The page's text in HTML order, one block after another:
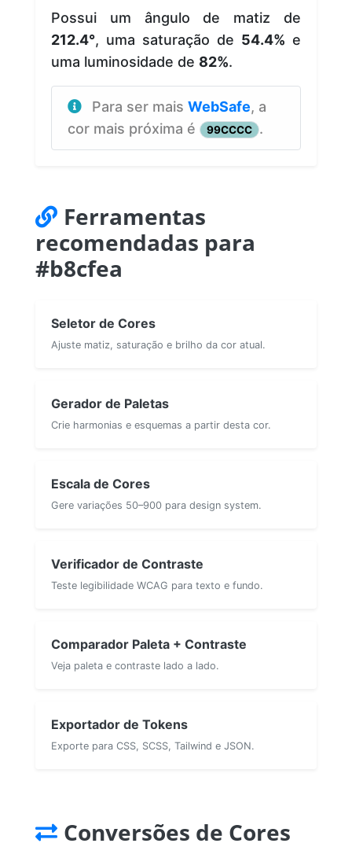
Possui um ângulo de matiz de
212.4°, uma saturação de 54.4% e
uma luminosidade de 82%.
Para ser mais WebSafe, a
cor mais próxima é
99CCCC .
Ferramentas
recomendadas para
#b8cfea
Seletor de Cores
Ajuste matiz, saturação e brilho da cor atual.
Gerador de Paletas
Crie harmonias e esquemas a partir desta cor.
Escala de Cores
Gere variações 50–900 para design system.
Verificador de Contraste
Teste legibilidade WCAG para texto e fundo.
Comparador Paleta + Contraste
Veja paleta e contraste lado a lado.
Exportador de Tokens
Exporte para CSS, SCSS, Tailwind e JSON.
Conversões de Cores